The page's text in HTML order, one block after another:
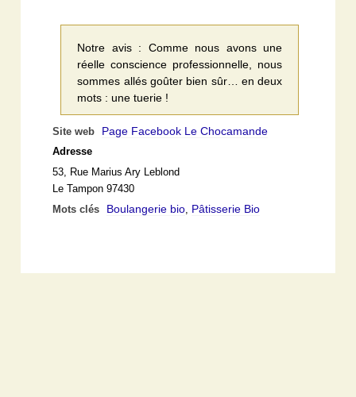
Notre avis : Comme nous avons une
réelle conscience professionnelle, nous
sommes allés goûter bien sûr… en deux
mots : une tuerie !
Site web Page Facebook Le Chocamande
Adresse
53, Rue Marius Ary Leblond
Le Tampon 97430
Mots clés
Boulangerie bio, Pâtisserie Bio